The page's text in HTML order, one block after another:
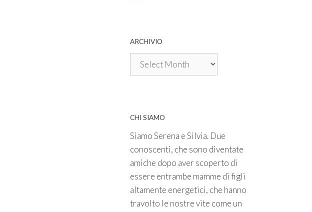
ARCHIVIO
Archivio
CHI SIAMO
Siamo Serena e Silvia. Due
conoscenti, che sono diventate
amiche dopo aver scoperto di
essere entrambe mamme di figli
altamente energetici, che hanno
travolto le nostre vite come un